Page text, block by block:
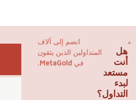
هل
أنت
مستعد
لبدء
التداول؟
انضم إلى آلاف
المتداولين الذين يثقون
في MetaGold.